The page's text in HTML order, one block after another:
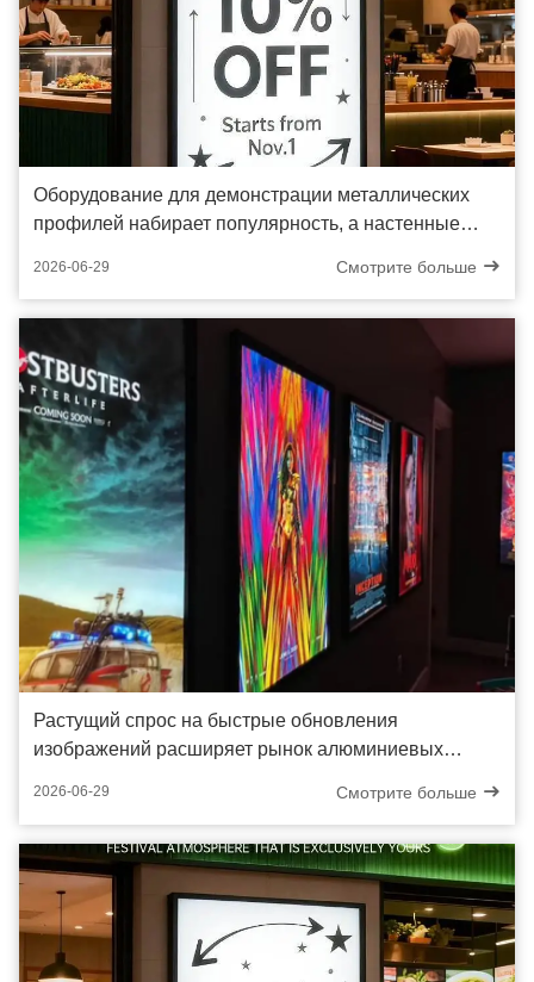
Оборудование для демонстрации металлических
профилей набирает популярность, а настенные
2026-06-29 Смотрите больше
Растущий спрос на быстрые обновления
изображений расширяет рынок алюминиевых
2026-06-29 Смотрите больше